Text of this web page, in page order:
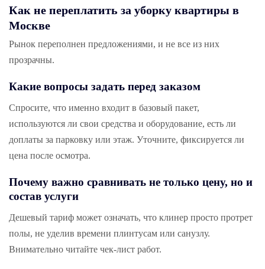
Как не переплатить за уборку квартиры в
Москве
Рынок переполнен предложениями, и не все из них
прозрачны.
Какие вопросы задать перед заказом
Спросите, что именно входит в базовый пакет,
используются ли свои средства и оборудование, есть ли
доплаты за парковку или этаж. Уточните, фиксируется ли
цена после осмотра.
Почему важно сравнивать не только цену, но и
состав услуги
Дешевый тариф может означать, что клинер просто протрет
полы, не уделив времени плинтусам или санузлу.
Внимательно читайте чек-лист работ.